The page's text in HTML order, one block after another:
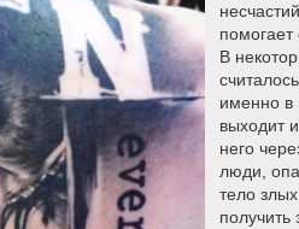
В
именно в
выходит
него
люди,
тело
получить